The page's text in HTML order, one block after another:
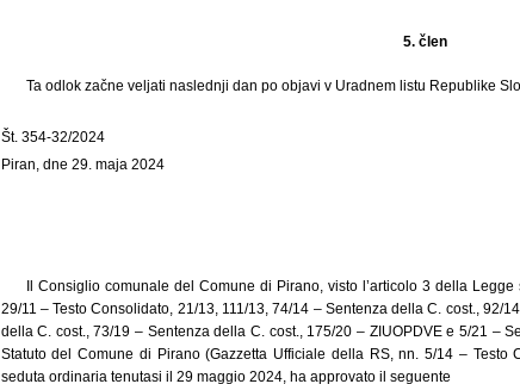
5. člen
Ta odlok začne veljati naslednji dan po objavi v Uradnem listu Republike
Št. 354-32/2024
Piran, dne 29. maja 2024
Il Consiglio comunale del Comune di Pirano, visto l’articolo 3 della
29/11 – Testo Consolidato, 21/13, 111/13, 74/14 – Sentenza della C. cost., 92/
della C. cost., 73/19 – Sentenza della C. cost., 175/20 – ZIUOPDVE e 5/21 –
Statuto del Comune di Pirano (Gazzetta Ufficiale della RS, nn. 5/14 – Testo
seduta ordinaria tenutasi il 29 maggio 2024, ha approvato il seguente